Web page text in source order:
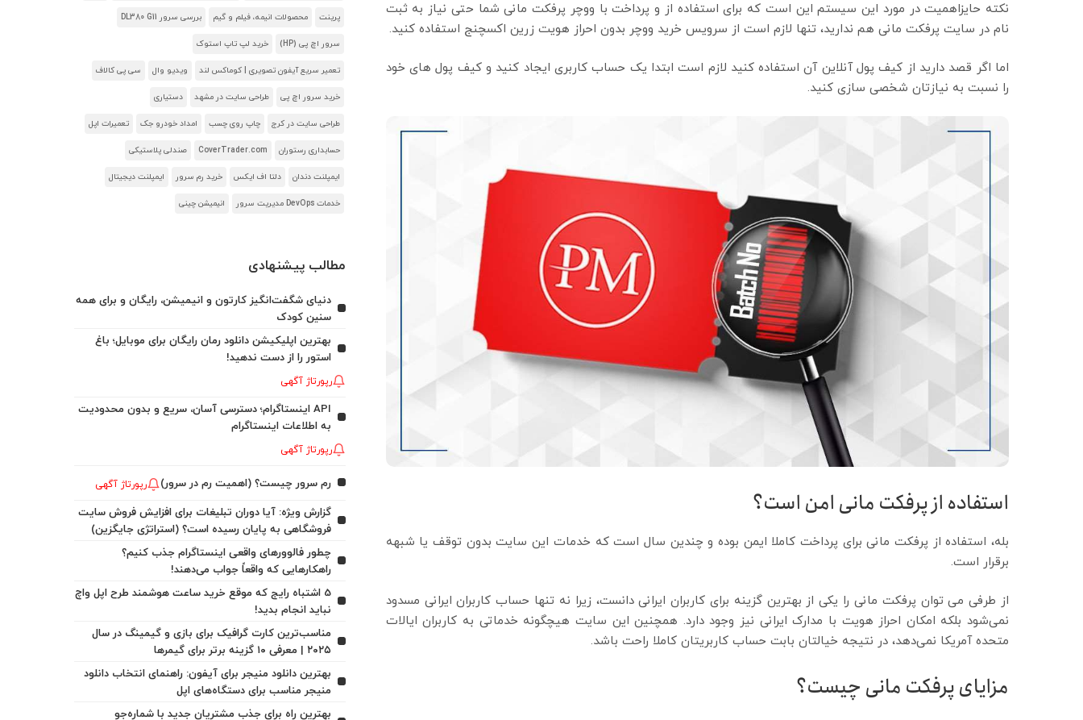
نکته حایزاهمیت در مورد این سیستم این است که برای استفاده از و پرداخت با ووچر پرفکت مانی شما حتی نیاز به ثبت
نام در سایت پرفکت مانی هم ندارید، تنها لازم است از سرویس خرید ووچر بدون احراز هویت زرین اکسچنج استفاده کنید.
اما اگر قصد دارید از کیف پول آنلاین آن استفاده کنید لازم است ابتدا یک حساب کاربری ایجاد کنید و کیف پول های خود
را نسبت به نیازتان شخصی سازی کنید.
استفاده از پرفکت مانی امن است؟
بله، استفاده از پرفکت مانی برای پرداخت کاملا ایمن بوده و چندین سال است که خدمات این سایت بدون توقف یا شبهه
برقرار است.
از طرفی می توان پرفکت مانی را یکی از بهترین گزینه برای کاربران ایرانی دانست، زیرا نه تنها حساب کاربران ایرانی مسدود
نمی‌شود بلکه امکان احراز هویت با مدارک ایرانی نیز وجود دارد. همچنین این سایت هیچگونه خدماتی به کاربران ایالات
متحده آمریکا نمی‌دهد، در نتیجه خیالتان بابت حساب کاربریتان کاملا راحت باشد.
مزایای پرفکت مانی چیست؟
پرینت محصولات انیمه، فیلم و گیم بررسی سرور DL380 G11
سرور اچ پی (HP) خرید لپ تاپ استوک
تعمیر سریع آیفون تصویری | کوماکس لند ویدیو وال سی پی کالاف
خرید سرور اچ پی طراحی سایت در مشهد دستیاری
طراحی سایت در کرج چاپ روی چسب امداد خودرو جک تعمیرات اپل
حسابداری رستوران CoverTrader.com صندلی پلاستیکی
ایمپلنت دندان دلتا اف ایکس خرید رم سرور ایمپلنت دیجیتال
خدمات DevOps مدیریت سرور انیمیشن چینی
مطالب پیشنهادی
دنیای شگفت‌انگیز کارتون و انیمیشن، رایگان و برای همه
سنین کودک
بهترین اپلیکیشن دانلود رمان رایگان برای موبایل؛ باغ
استور را از دست ندهید!
رپورتاژ آگهی
API اینستاگرام؛ دسترسی آسان، سریع و بدون محدودیت
به اطلاعات اینستاگرام
رپورتاژ آگهی
رم سرور چیست؟ (اهمیت رم در سرور) رپورتاژ آگهی
گزارش ویژه: آیا دوران تبلیغات برای افزایش فروش سایت
فروشگاهی به پایان رسیده است؟ (استراتژی جایگزین)
چطور فالوورهای واقعی اینستاگرام جذب کنیم؟
راهکارهایی که واقعاً جواب می‌دهند!
5 اشتباه رایج که موقع خرید ساعت هوشمند طرح اپل واچ
نباید انجام بدید!
مناسب‌ترین کارت گرافیک برای بازی و گیمینگ در سال
۲۰۲۵ | معرفی ۱۰ گزینه برتر برای گیمرها
بهترین دانلود منیجر برای آیفون: راهنمای انتخاب دانلود
منیجر مناسب برای دستگاه‌های اپل
بهترین راه برای جذب مشتریان جدید با شماره‌جو